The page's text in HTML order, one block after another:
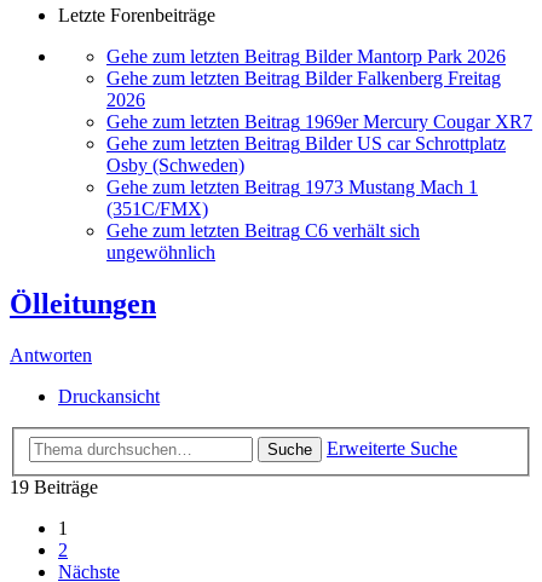
Letzte Forenbeiträge
Gehe zum letzten Beitrag Bilder Mantorp Park 2026
Gehe zum letzten Beitrag Bilder Falkenberg Freitag
2026
Gehe zum letzten Beitrag 1969er Mercury Cougar XR7
Gehe zum letzten Beitrag Bilder US car Schrottplatz
Osby (Schweden)
Gehe zum letzten Beitrag 1973 Mustang Mach 1
(351C/FMX)
Gehe zum letzten Beitrag C6 verhält sich
ungewöhnlich
Ölleitungen
Antworten
Druckansicht
Suche
Erweiterte Suche
19 Beiträge
1
2
Nächste